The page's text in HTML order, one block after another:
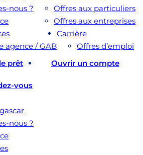
nous ?
Offres aux particuliers
Offres aux entreprises
agence / GAB
Carrière
Offres d’emploi
prêt
Ouvrir un compte
vous
nous ?